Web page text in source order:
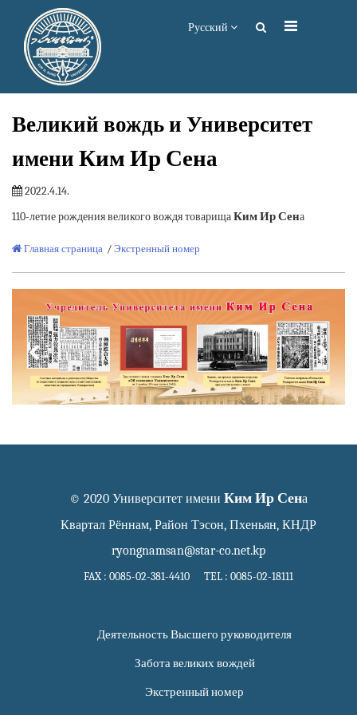
Русский
Великий вождь и Университет
имени Ким Ир Сена
2022.4.14.
110-летие рождения великого вождя товарищаКим Ир Сена
Главная страница / Экстренный номер
© 2020 Университет имени Ким Ир Сена
Квартал Рённам, Район Тэсон, Пхеньян, КНДР
ryongnamsan@star-co.net.kp
FAX : 0085-02-381-4410 TEL : 0085-02-18111
Деятельность Высшего руководителя
Забота великих вождей
Экстренный номер